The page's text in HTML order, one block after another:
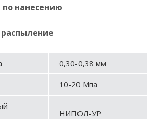
нанесению
0,30-0,38 мм
10-20 Мпа
НИПОЛ-УР